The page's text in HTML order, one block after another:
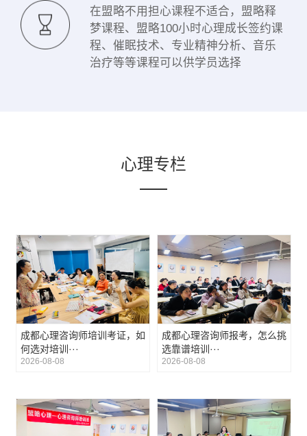
在盟略不用担心课程不适合，盟略释
梦课程、盟略100小时心理成长签约课
程、催眠技术、专业精神分析、音乐
治疗等等课程可以供学员选择
心理专栏
成都心理咨询师培训考证，如
何选对培训···
2026-08-08
成都心理咨询师报考，怎么挑
选靠谱培训···
2026-08-08